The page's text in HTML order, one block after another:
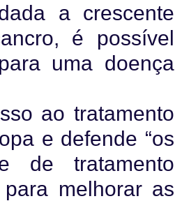
a crescente
é possível
uma doença
ao tratamento
e defende “os
de tratamento
melhorar as